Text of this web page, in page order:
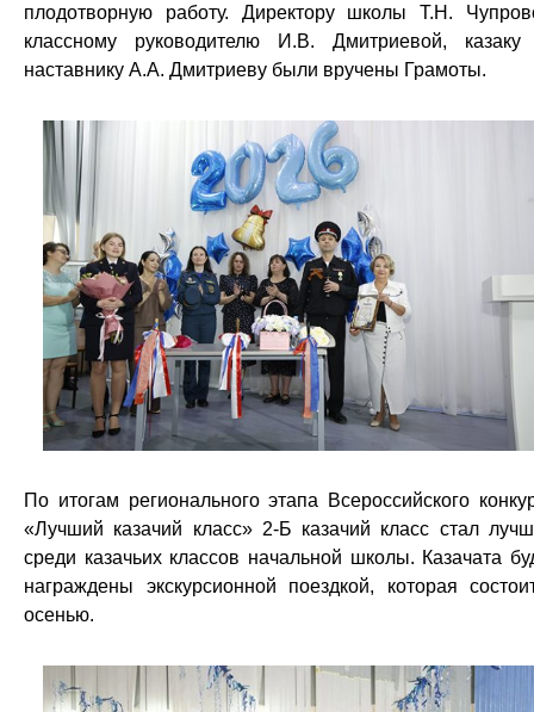
плодотворную работу. Директору школы Т.Н.
классному руководителю И.В. Дмитриевой,
наставнику А.А. Дмитриеву были вручены Грамоты.
По итогам регионального этапа Всероссийского
«Лучший казачий класс» 2-Б казачий класс стал
среди казачьих классов начальной школы. Казачата
награждены экскурсионной поездкой, которая
осенью.